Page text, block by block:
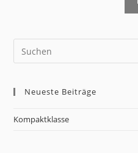
Neueste Beiträge
Kompaktklasse